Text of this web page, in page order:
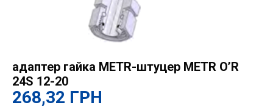
адаптер гайка METR-штуцер METR O’R
24S 12-20
268,32 ГРН